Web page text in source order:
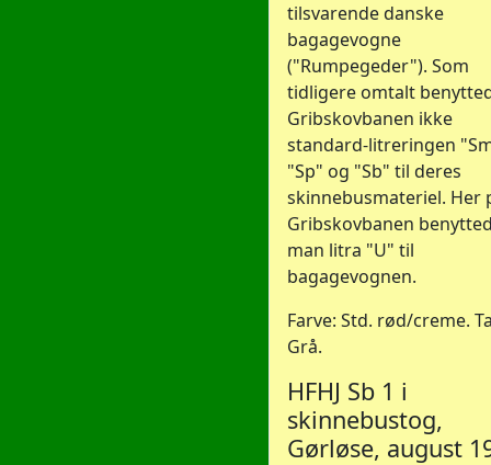
tilsvarende danske
bagagevogne
("Rumpegeder"). Som
tidligere omtalt
Gribskovbanen ikke
standard-litreringen
"Sp" og "Sb" til deres
skinnebusmateriel. Her
Gribskovbanen
man litra "U" til
bagagevognen.
Farve: Std. rød/creme.
Grå.
HFHJ Sb 1 i
skinnebustog,
Gørløse, august